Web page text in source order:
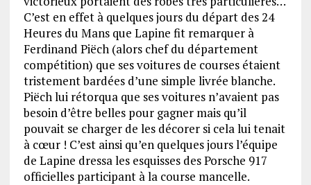
C’est en effet à quelques jours du départ des 24
Heures du Mans que Lapine fit remarquer à
Ferdinand Piëch (alors chef du département
compétition) que ses voitures de courses étaient
tristement bardées d’une simple livrée blanche.
Piëch lui rétorqua que ses voitures n’avaient pas
besoin d’être belles pour gagner mais qu’il
pouvait se charger de les décorer si cela lui tenait
à cœur ! C’est ainsi qu’en quelques jours l’équipe
de Lapine dressa les esquisses des Porsche 917
officielles participant à la course mancelle.